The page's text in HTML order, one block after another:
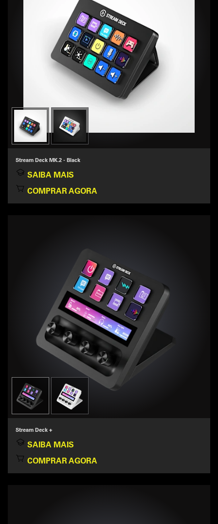
Stream Deck MK.2 - Black
SAIBA MAIS
COMPRAR AGORA
Stream Deck +
SAIBA MAIS
COMPRAR AGORA